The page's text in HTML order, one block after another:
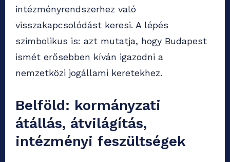
intézményrendszerhez való
visszakapcsolódást keresi. A lépés
szimbolikus is: azt mutatja, hogy Budapest
ismét erősebben kíván igazodni a
nemzetközi jogállami keretekhez.
Belföld: kormányzati
átállás, átvilágítás,
intézményi feszültségek